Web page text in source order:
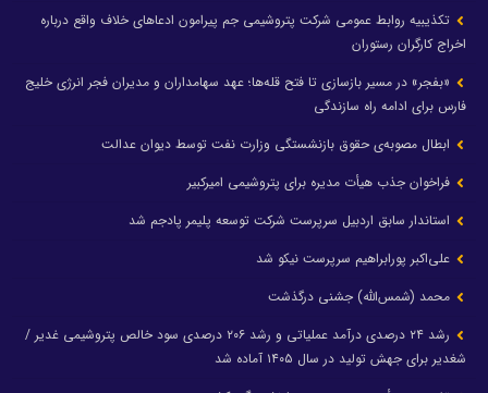
تکذیبیه روابط عمومی شرکت پتروشیمی جم پیرامون ادعاهای خلاف واقع درباره
اخراج کارگران رستوران
«بفجر» در مسیر بازسازی تا فتح قله‌ها؛ عهد سهامداران و مدیران فجر انرژی خلیج
فارس برای ادامه راه سازندگی
ابطال مصوبه‌ی حقوق بازنشستگی وزارت نفت توسط دیوان عدالت
فراخوان جذب هیأت مدیره برای پتروشیمی امیرکبیر
استاندار سابق اردبیل سرپرست شرکت توسعه پلیمر پادجم شد
علی‌اکبر پورابراهیم سرپرست نیکو شد
محمد (شمس‌الله) جشنی درگذشت
رشد ۲۴ درصدی درآمد عملیاتی و رشد ۲۰۶ درصدی سود خالص پتروشیمی غدیر /
شغدیر برای جهش تولید در سال ۱۴۰۵ آماده شد